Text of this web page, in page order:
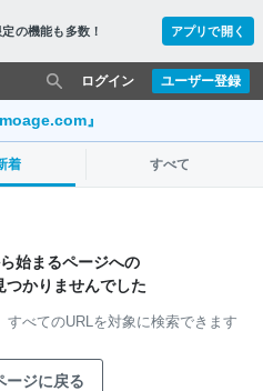
の機能も多数！ アプリで開く
ユーザー登録
ログイン
』
着 すべて
始まるページへの
つかりませんでした
すべてのURLを対象に検索できます
ージに戻る